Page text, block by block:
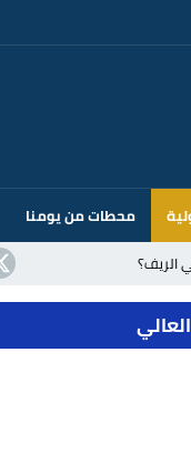
محطات من يومنا
الريف؟